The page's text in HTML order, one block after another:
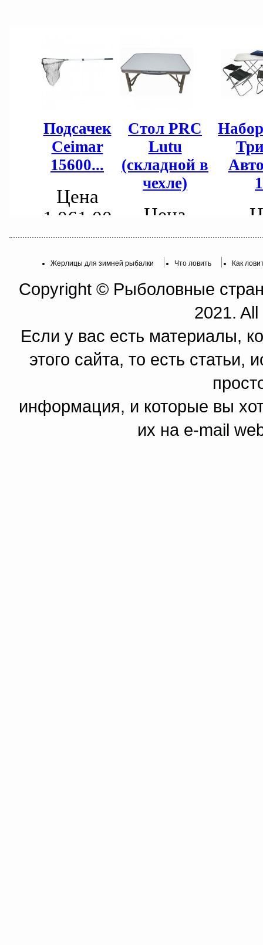
Жерлицы для зимней рыбалки Что ловить Как
Copyright © Рыболовные
2021.
Если у вас есть материалы,
этого сайта, то есть
информация, и которые вы
их на e-mail